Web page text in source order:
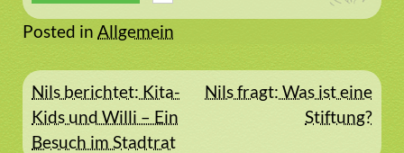
Posted in Allgemein
Beitragsnavigation
Nils berichtet: Kita-
Kids und Willi – Ein
Besuch im Stadtrat
Nils fragt: Was ist eine
Stiftung?